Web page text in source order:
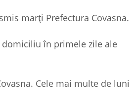
marți Prefectura Covasna.
domiciliu în primele zile ale
Cele mai multe de luni